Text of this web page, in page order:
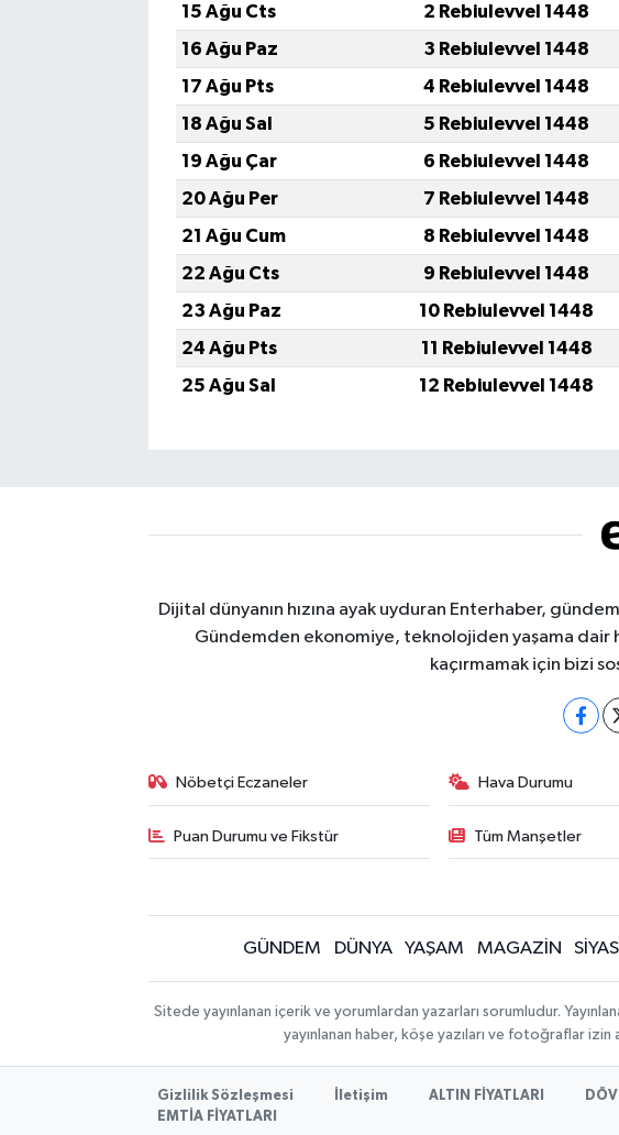
15 Ağu Cts
2 Rebiulevvel 1448
16 Ağu Paz
3 Rebiulevvel 1448
17 Ağu Pts
4 Rebiulevvel 1448
18 Ağu Sal
5 Rebiulevvel 1448
19 Ağu Çar
6 Rebiulevvel 1448
20 Ağu Per
7 Rebiulevvel 1448
21 Ağu Cum
8 Rebiulevvel 1448
22 Ağu Cts
9 Rebiulevvel 1448
23 Ağu Paz
10 Rebiulevvel 1448
24 Ağu Pts
11 Rebiulevvel 1448
25 Ağu Sal
12 Rebiulevvel 1448
Dijital dünyanın hızına ayak uyduran Enterhaber,
Gündemden ekonomiye, teknolojiden yaşama dair
kaçırmamak için bizi
Nöbetçi Eczaneler Hava Durumu
Puan Durumu ve Fikstür Tüm Manşetler
GÜNDEM DÜNYA YAŞAM MAGAZİN
Sitede yayınlanan içerik ve yorumlardan yazarları sorumludur.
yayınlanan haber, köşe yazıları ve fotoğraflar izin
Gizlilik Sözleşmesi İletişim ALTIN FİYATLARI
EMTİA FİYATLARI